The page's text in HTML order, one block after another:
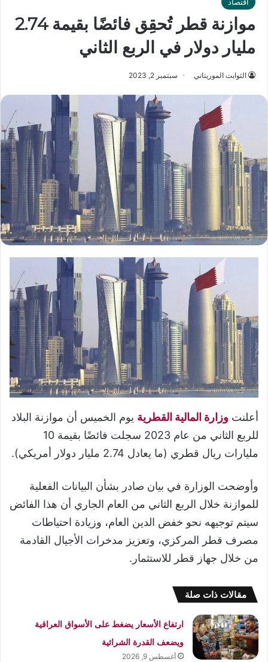
موازنة قطر تُحقِق فائضًا بقيمة 2.74
مليار دولار في الربع الثاني
الثوابت الموريتاني سبتمبر 2, 2023
أعلنت وزارة المالية القطرية يوم الخميس أن موازنة البلاد
للربع الثاني من عام 2023 سجلت فائضًا بقيمة 10
مليارات ريال قطري (ما يعادل 2.74 مليار دولار أمريكي).
وأوضحت الوزارة في بيان صادر بشأن البيانات الفعلية
للموازنة خلال الربع الثاني من العام الجاري أن هذا الفائض
سيتم توجيهه نحو خفض الدين العام، وزيادة احتياطات
مصرف قطر المركزي، وتعزيز مدخرات الأجيال القادمة
من خلال جهاز قطر للاستثمار.
مقالات ذات صلة
ارتفاع الأسعار يضغط على الأسواق العراقية
ويضعف القدرة الشرائية
أغسطس 9, 2026